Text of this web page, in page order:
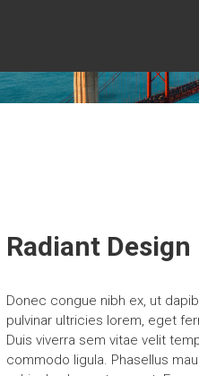
T
I
A
D
,
L
D
Radiant Design
Donec congue nibh ex, ut
pulvinar ultricies lorem, eget
Duis viverra sem vitae velit
commodo ligula. Phasellus